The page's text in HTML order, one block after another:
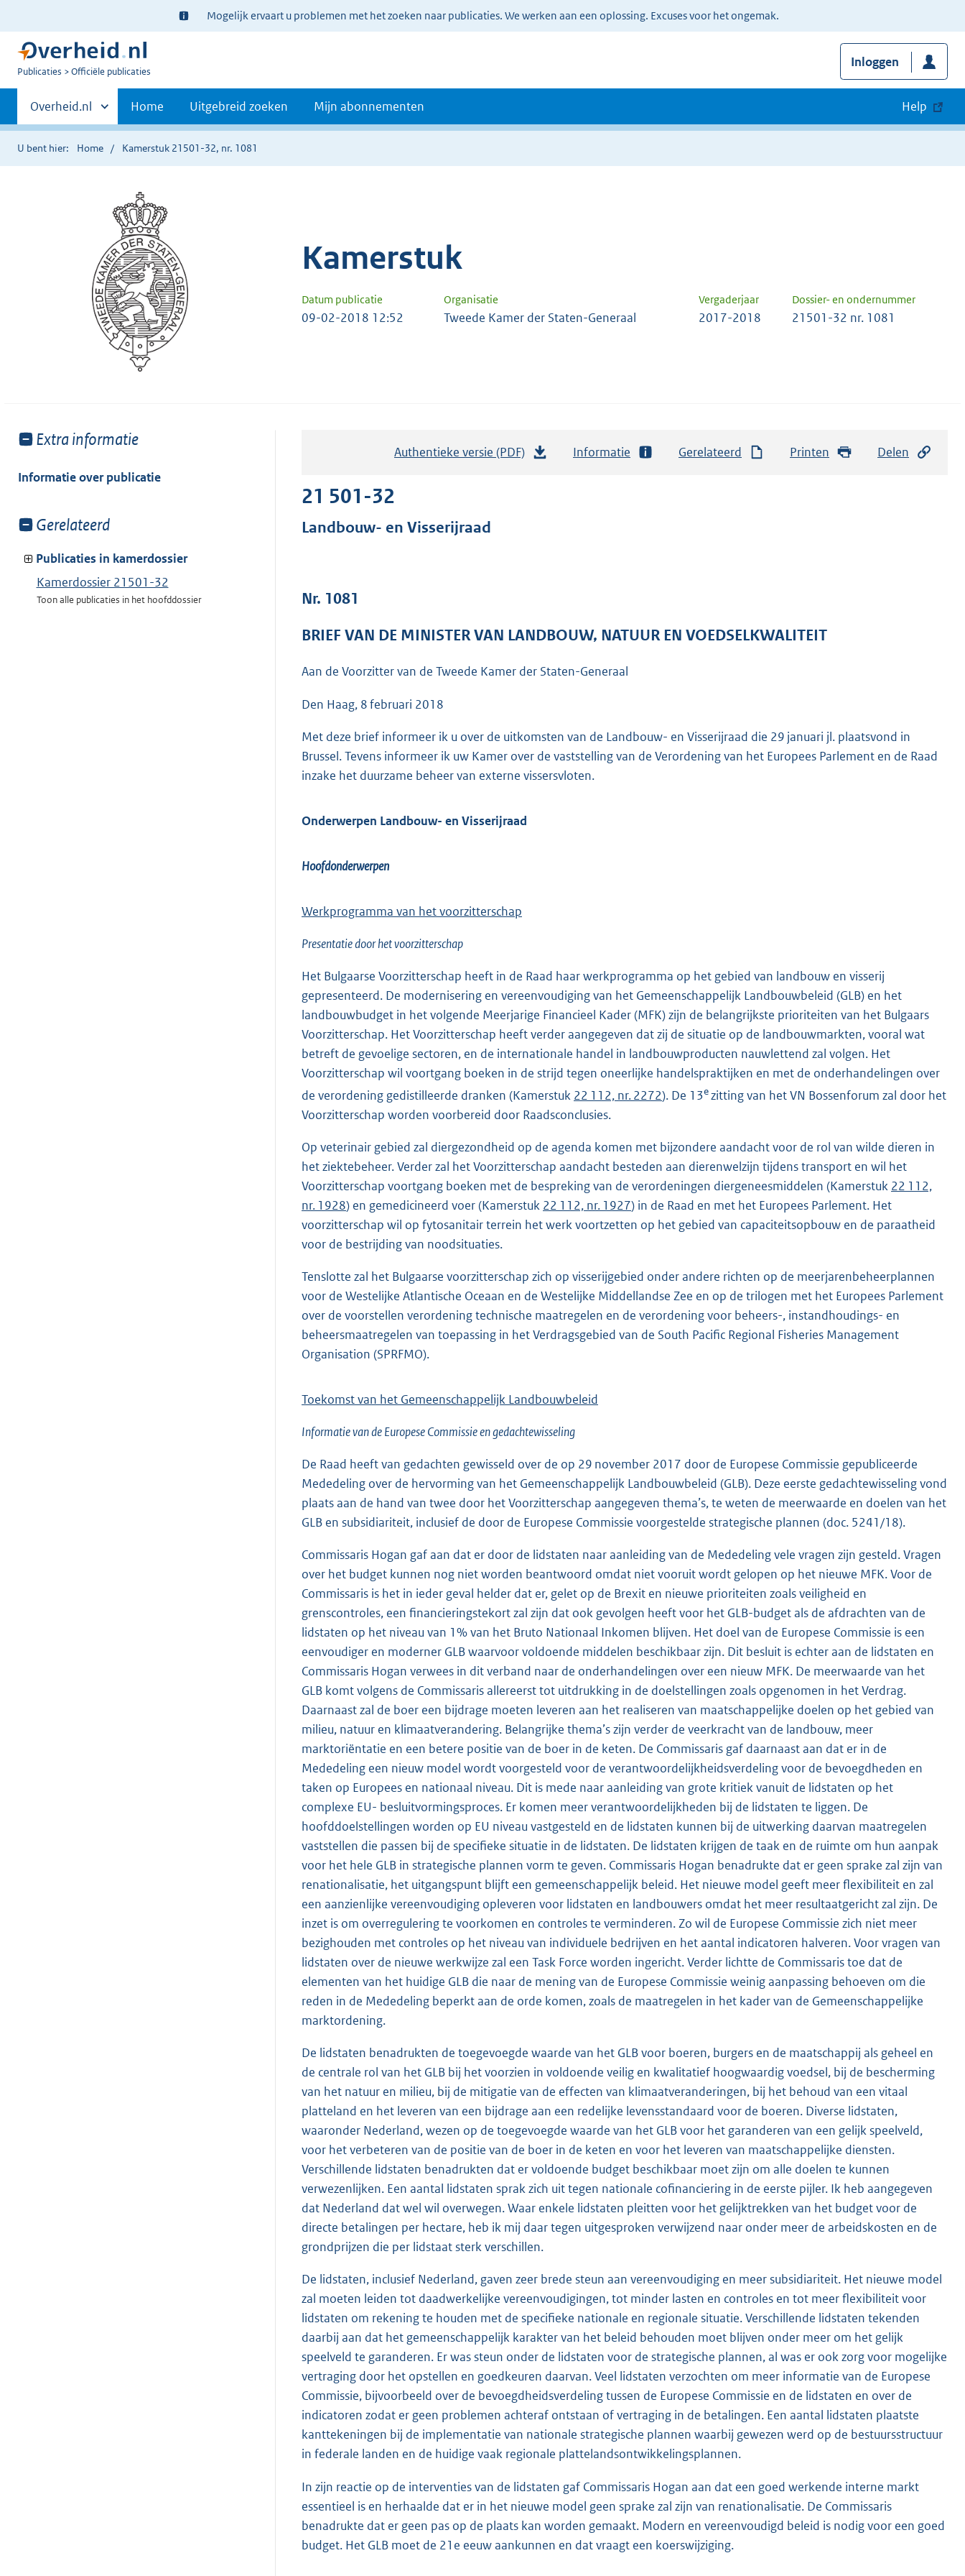
Ter
informatie:
Mogelijk ervaart u problemen met het zoeken naar publicaties. We werken aan een oplossing. Excuses voor het ongemak.
U
Publicaties Officiële publicaties
Inloggen
Primaire
navigatie
Andere
sites
binnen
Overheid.nl Home Uitgebreid zoeken Mijn abonnementen Help
U bent hier: Home Kamerstuk 21501-32, nr. 1081
Kamerstuk
Datum publicatie Organisatie Vergaderjaar Dossier- en ondernummer
09-02-2018 12:52 Tweede Kamer der Staten-Generaal 2017-2018 21501-32 nr. 1081
Toon
van:
Extra informatie
Informatie over publicatie
Toon
van:
Gerelateerd
Publicaties in kamerdossier
Kamerdossier 21501-32
Toon alle publicaties in het hoofddossier
Authentieke versie (PDF)
r
o
:
6
1
b
Informatie Gerelateerd Printen Delen
21 501-32
Landbouw- en Visserijraad
Nr. 1081
BRIEF VAN DE MINISTER VAN LANDBOUW, NATUUR EN VOEDSELKWALITEIT
Aan de Voorzitter van de Tweede Kamer der Staten-Generaal
Den Haag, 8 februari 2018
Met deze brief informeer ik u over de uitkomsten van de Landbouw- en Visserijraad die 29 januari jl. plaatsvond in
Brussel. Tevens informeer ik uw Kamer over de vaststelling van de Verordening van het Europees Parlement en de Raad
inzake het duurzame beheer van externe vissersvloten.
Onderwerpen Landbouw- en Visserijraad
Hoofdonderwerpen
Werkprogramma van het voorzitterschap
Presentatie door het voorzitterschap
Het Bulgaarse Voorzitterschap heeft in de Raad haar werkprogramma op het gebied van landbouw en visserij
gepresenteerd. De modernisering en vereenvoudiging van het Gemeenschappelijk Landbouwbeleid (GLB) en het
landbouwbudget in het volgende Meerjarige Financieel Kader (MFK) zijn de belangrijkste prioriteiten van het Bulgaars
Voorzitterschap. Het Voorzitterschap heeft verder aangegeven dat zij de situatie op de landbouwmarkten, vooral wat
betreft de gevoelige sectoren, en de internationale handel in landbouwproducten nauwlettend zal volgen. Het
Voorzitterschap wil voortgang boeken in de strijd tegen oneerlijke handelspraktijken en met de onderhandelingen over
de verordening gedistilleerde dranken (Kamerstuk 22 112, nr. 2272). De 13ezitting van het VN Bossenforum zal door het
Voorzitterschap worden voorbereid door Raadsconclusies.
Op veterinair gebied zal diergezondheid op de agenda komen met bijzondere aandacht voor de rol van wilde dieren in
het ziektebeheer. Verder zal het Voorzitterschap aandacht besteden aan dierenwelzijn tijdens transport en wil het
Voorzitterschap voortgang boeken met de bespreking van de verordeningen diergeneesmiddelen (Kamerstuk 22 112,
nr. 1928) en gemedicineerd voer (Kamerstuk 22 112, nr. 1927) in de Raad en met het Europees Parlement. Het
voorzitterschap wil op fytosanitair terrein het werk voortzetten op het gebied van capaciteitsopbouw en de paraatheid
voor de bestrijding van noodsituaties.
Tenslotte zal het Bulgaarse voorzitterschap zich op visserijgebied onder andere richten op de meerjarenbeheerplannen
voor de Westelijke Atlantische Oceaan en de Westelijke Middellandse Zee en op de trilogen met het Europees Parlement
over de voorstellen verordening technische maatregelen en de verordening voor beheers-, instandhoudings- en
beheersmaatregelen van toepassing in het Verdragsgebied van de South Pacific Regional Fisheries Management
Organisation (SPRFMO).
Toekomst van het Gemeenschappelijk Landbouwbeleid
Informatie van de Europese Commissie en gedachtewisseling
De Raad heeft van gedachten gewisseld over de op 29 november 2017 door de Europese Commissie gepubliceerde
Mededeling over de hervorming van het Gemeenschappelijk Landbouwbeleid (GLB). Deze eerste gedachtewisseling vond
plaats aan de hand van twee door het Voorzitterschap aangegeven thema’s, te weten de meerwaarde en doelen van het
GLB en subsidiariteit, inclusief de door de Europese Commissie voorgestelde strategische plannen (doc. 5241/18).
Commissaris Hogan gaf aan dat er door de lidstaten naar aanleiding van de Mededeling vele vragen zijn gesteld. Vragen
over het budget kunnen nog niet worden beantwoord omdat niet vooruit wordt gelopen op het nieuwe MFK. Voor de
Commissaris is het in ieder geval helder dat er, gelet op de Brexit en nieuwe prioriteiten zoals veiligheid en
grenscontroles, een financieringstekort zal zijn dat ook gevolgen heeft voor het GLB-budget als de afdrachten van de
lidstaten op het niveau van 1% van het Bruto Nationaal Inkomen blijven. Het doel van de Europese Commissie is een
eenvoudiger en moderner GLB waarvoor voldoende middelen beschikbaar zijn. Dit besluit is echter aan de lidstaten en
Commissaris Hogan verwees in dit verband naar de onderhandelingen over een nieuw MFK. De meerwaarde van het
GLB komt volgens de Commissaris allereerst tot uitdrukking in de doelstellingen zoals opgenomen in het Verdrag.
Daarnaast zal de boer een bijdrage moeten leveren aan het realiseren van maatschappelijke doelen op het gebied van
milieu, natuur en klimaatverandering. Belangrijke thema’s zijn verder de veerkracht van de landbouw, meer
marktoriëntatie en een betere positie van de boer in de keten. De Commissaris gaf daarnaast aan dat er in de
Mededeling een nieuw model wordt voorgesteld voor de verantwoordelijkheidsverdeling voor de bevoegdheden en
taken op Europees en nationaal niveau. Dit is mede naar aanleiding van grote kritiek vanuit de lidstaten op het
complexe EU- besluitvormingsproces. Er komen meer verantwoordelijkheden bij de lidstaten te liggen. De
hoofddoelstellingen worden op EU niveau vastgesteld en de lidstaten kunnen bij de uitwerking daarvan maatregelen
vaststellen die passen bij de specifieke situatie in de lidstaten. De lidstaten krijgen de taak en de ruimte om hun aanpak
voor het hele GLB in strategische plannen vorm te geven. Commissaris Hogan benadrukte dat er geen sprake zal zijn van
renationalisatie, het uitgangspunt blijft een gemeenschappelijk beleid. Het nieuwe model geeft meer flexibiliteit en zal
een aanzienlijke vereenvoudiging opleveren voor lidstaten en landbouwers omdat het meer resultaatgericht zal zijn. De
inzet is om overregulering te voorkomen en controles te verminderen. Zo wil de Europese Commissie zich niet meer
bezighouden met controles op het niveau van individuele bedrijven en het aantal indicatoren halveren. Voor vragen van
lidstaten over de nieuwe werkwijze zal een Task Force worden ingericht. Verder lichtte de Commissaris toe dat de
elementen van het huidige GLB die naar de mening van de Europese Commissie weinig aanpassing behoeven om die
reden in de Mededeling beperkt aan de orde komen, zoals de maatregelen in het kader van de Gemeenschappelijke
marktordening.
De lidstaten benadrukten de toegevoegde waarde van het GLB voor boeren, burgers en de maatschappij als geheel en
de centrale rol van het GLB bij het voorzien in voldoende veilig en kwalitatief hoogwaardig voedsel, bij de bescherming
van het natuur en milieu, bij de mitigatie van de effecten van klimaatveranderingen, bij het behoud van een vitaal
platteland en het leveren van een bijdrage aan een redelijke levensstandaard voor de boeren. Diverse lidstaten,
waaronder Nederland, wezen op de toegevoegde waarde van het GLB voor het garanderen van een gelijk speelveld,
voor het verbeteren van de positie van de boer in de keten en voor het leveren van maatschappelijke diensten.
Verschillende lidstaten benadrukten dat er voldoende budget beschikbaar moet zijn om alle doelen te kunnen
verwezenlijken. Een aantal lidstaten sprak zich uit tegen nationale cofinanciering in de eerste pijler. Ik heb aangegeven
dat Nederland dat wel wil overwegen. Waar enkele lidstaten pleitten voor het gelijktrekken van het budget voor de
directe betalingen per hectare, heb ik mij daar tegen uitgesproken verwijzend naar onder meer de arbeidskosten en de
grondprijzen die per lidstaat sterk verschillen.
De lidstaten, inclusief Nederland, gaven zeer brede steun aan vereenvoudiging en meer subsidiariteit. Het nieuwe model
zal moeten leiden tot daadwerkelijke vereenvoudigingen, tot minder lasten en controles en tot meer flexibiliteit voor
lidstaten om rekening te houden met de specifieke nationale en regionale situatie. Verschillende lidstaten tekenden
daarbij aan dat het gemeenschappelijk karakter van het beleid behouden moet blijven onder meer om het gelijk
speelveld te garanderen. Er was steun onder de lidstaten voor de strategische plannen, al was er ook zorg voor mogelijke
vertraging door het opstellen en goedkeuren daarvan. Veel lidstaten verzochten om meer informatie van de Europese
Commissie, bijvoorbeeld over de bevoegdheidsverdeling tussen de Europese Commissie en de lidstaten en over de
indicatoren zodat er geen problemen achteraf ontstaan of vertraging in de betalingen. Een aantal lidstaten plaatste
kanttekeningen bij de implementatie van nationale strategische plannen waarbij gewezen werd op de bestuursstructuur
in federale landen en de huidige vaak regionale plattelandsontwikkelingsplannen.
In zijn reactie op de interventies van de lidstaten gaf Commissaris Hogan aan dat een goed werkende interne markt
essentieel is en herhaalde dat er in het nieuwe model geen sprake zal zijn van renationalisatie. De Commissaris
benadrukte dat er geen pas op de plaats kan worden gemaakt. Modern en vereenvoudigd beleid is nodig voor een goed
budget. Het GLB moet de 21e eeuw aankunnen en dat vraagt een koerswijziging.